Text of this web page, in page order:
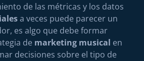
de las métricas y los datos
a veces puede parecer un
es algo que debe formar
de marketing musical en
decisiones sobre el tipo de